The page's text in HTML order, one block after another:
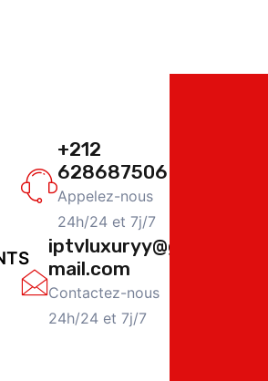
+212
628687506
Appelez-nous
24h/24 et 7j/7
iptvluxuryy@g
mail.com
Contactez-nous
24h/24 et 7j/7